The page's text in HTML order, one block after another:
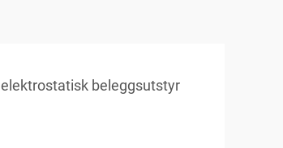
elektrostatisk beleggsutstyr